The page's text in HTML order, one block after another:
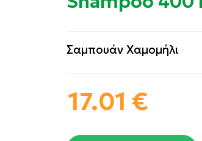
Σαμπουάν Χαμομήλι
17.01 €